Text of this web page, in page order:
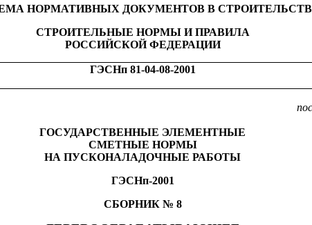
НОРМАТИВНЫХ ДОКУМЕНТОВ В
СТРОИТЕЛЬНЫЕ НОРМЫ И ПРАВИЛА
РОССИЙСКОЙ ФЕДЕРАЦИИ
ГЭСНп 81-04-08-2001
ГОСУДАРСТВЕННЫЕ ЭЛЕМЕНТНЫЕ
СМЕТНЫЕ НОРМЫ
НА ПУСКОНАЛАДОЧНЫЕ РАБОТЫ
ГЭСНп-2001
СБОРНИК № 8